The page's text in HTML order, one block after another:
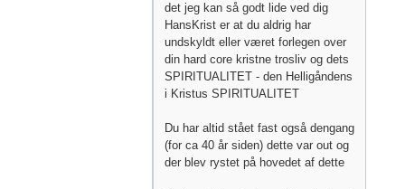
det jeg kan så godt lide ved dig
HansKrist er at du aldrig har
undskyldt eller været forlegen over
din hard core kristne trosliv og dets
SPIRITUALITET - den Helligåndens
i Kristus SPIRITUALITET
Du har altid stået fast også dengang
(for ca 40 år siden) dette var out og
der blev rystet på hovedet af dette